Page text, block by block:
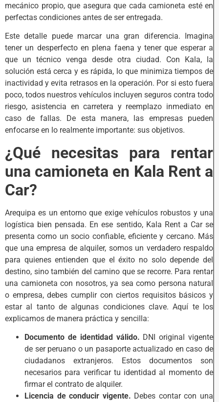
mecánico propio, que asegura que cada camioneta esté en
perfectas condiciones antes de ser entregada.
Este detalle puede marcar una gran diferencia. Imagina
tener un desperfecto en plena faena y tener que esperar a
que un técnico venga desde otra ciudad. Con Kala, la
solución está cerca y es rápida, lo que minimiza tiempos de
inactividad y evita retrasos en la operación. Por si esto fuera
poco, todos nuestros vehículos incluyen seguros contra todo
riesgo, asistencia en carretera y reemplazo inmediato en
caso de fallas. De esta manera, las empresas pueden
enfocarse en lo realmente importante: sus objetivos.
¿Qué necesitas para rentar
una camioneta en Kala Rent a
Car?
Arequipa es un entorno que exige vehículos robustos y una
logística bien pensada. En ese sentido, Kala Rent a Car se
presenta como un socio confiable, eficiente y cercano. Más
que una empresa de alquiler, somos un verdadero respaldo
para quienes entienden que el éxito no solo depende del
destino, sino también del camino que se recorre. Para rentar
una camioneta con nosotros, ya sea como persona natural
o empresa, debes cumplir con ciertos requisitos básicos y
estar al tanto de algunas condiciones clave. Aquí te los
explicamos de manera práctica y sencilla:
Documento de identidad válido. DNI original vigente
de ser peruano o un pasaporte actualizado en caso de
ciudadanos extranjeros. Estos documentos son
necesarios para verificar tu identidad al momento de
firmar el contrato de alquiler.
Licencia de conducir vigente. Debes contar con una